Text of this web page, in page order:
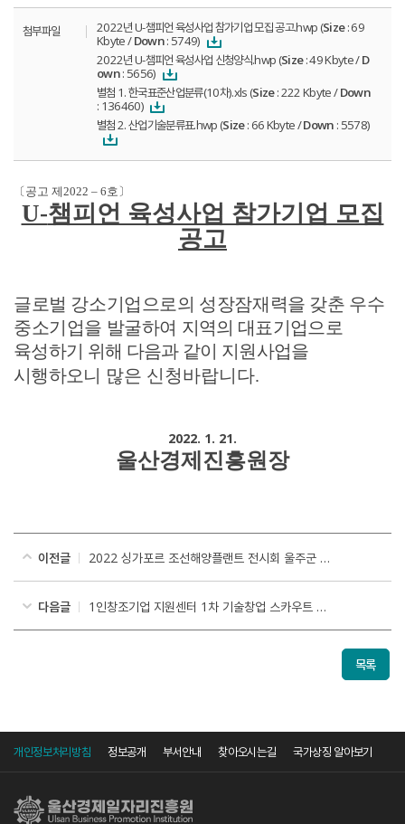
첨부파일 2022년 U-챔피언 육성사업 참가기업 모집 공고.hwp (Size: 69
Kbyte /Down: 5749)
2022년 U-챔피언 육성사업 신청양식.hwp (Size: 49 Kbyte /D
own: 5656)
별첨 1. 한국표준산업분류(10차).xls (Size: 222 Kbyte /Down
: 136460)
별첨 2. 산업기술분류표.hwp (Size: 66 Kbyte /Down : 5578)
〔공고 제2022 – 6호〕
U-챔피언 육성사업 참가기업 모집
공고
글로벌 강소기업으로의 성장잠재력을 갖춘 우수
중소기업을 발굴하여 지역의 대표기업으로
육성하기 위해 다음과 같이 지원사업을
시행하오니 많은 신청바랍니다.
2022. 1. 21.
울산경제진흥원장
이전글 2022 싱가포르 조선해양플랜트 전시회 울주군 참가업체 모집 연장 공고
다음글 1인창조기업 지원센터 1차 기술창업 스카우트 선정기업 공고
목록
개인정보처리방침 정보공개 부서안내 찾아오시는길 국가상징 알아보기